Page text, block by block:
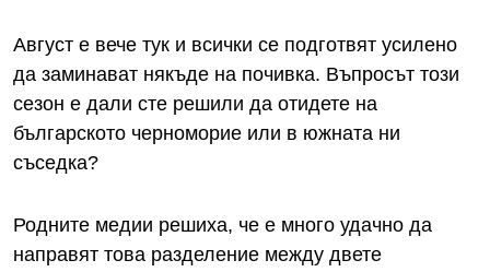
Август е вече тук и всички се подготвят усилено
да заминават някъде на почивка. Въпросът този
сезон е дали сте решили да отидете на
българското черноморие или в южната ни
съседка?
Родните медии решиха, че е много удачно да
направят това разделение между двете